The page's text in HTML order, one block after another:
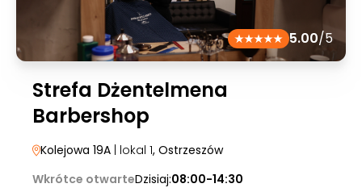
5.00/5
Strefa Dżentelmena
Barbershop
Kolejowa 19A | lokal 1, Ostrzeszów
Wkrótce otwarteDzisiaj:08:00-14:30